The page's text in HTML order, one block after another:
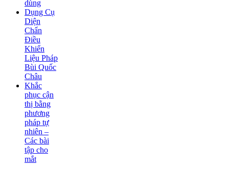
dùng
Dụng Cụ
Diện
Chẩn
Điều
Khiển
Liệu Pháp
Bùi Quốc
Châu
Khắc
phục cận
thị bằng
phương
pháp tự
nhiên –
Các bài
tập cho
mắt